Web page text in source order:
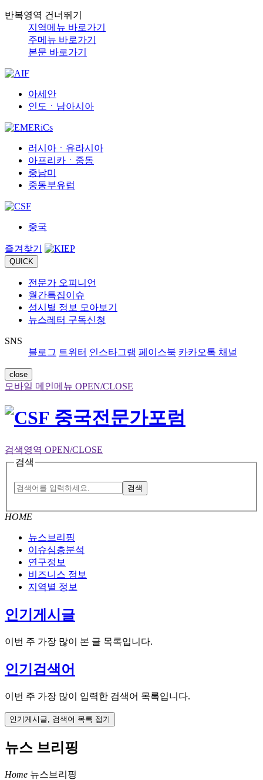
반복영역 건너뛰기
지역메뉴 바로가기
주메뉴 바로가기
본문 바로가기
아세안
인도ㆍ남아시아
러시아ㆍ유라시아
아프리카ㆍ중동
중남미
중동부유럽
중국
즐겨찾기
QUICK
전문가 오피니언
월간특집이슈
성시별 정보 모아보기
뉴스레터 구독신청
SNS
블로그 트위터 인스타그램 페이스북 카카오톡 채널
close
모바일 메인메뉴 OPEN/CLOSE
검색영역 OPEN/CLOSE
검색
검색
HOME
뉴스브리핑
이슈심층분석
연구정보
비즈니스 정보
지역별 정보
인기게시글
이번 주 가장 많이 본 글 목록입니다.
인기검색어
이번 주 가장 많이 입력한 검색어 목록입니다.
인기게시글, 검색어 목록 접기
뉴스 브리핑
Home 뉴스브리핑